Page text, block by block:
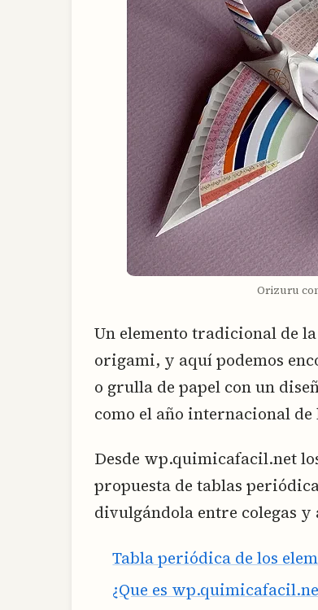
Orizuru
Un elemento tradicional de
origami, y aquí podemos
o grulla de papel con un
como el año internacional
Desde wp.quimicafacil.net
propuesta de tablas
divulgándola entre colegas y
Tabla periódica de los
¿Que es